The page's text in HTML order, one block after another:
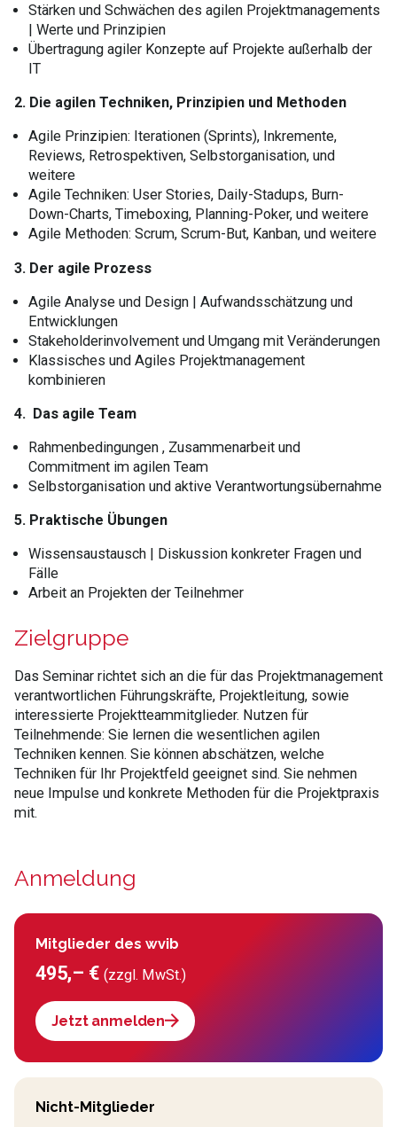
Stärken und Schwächen des agilen Projektmanagements
| Werte und Prinzipien
Übertragung agiler Konzepte auf Projekte außerhalb der
IT
2. Die agilen Techniken, Prinzipien und Methoden
Agile Prinzipien: Iterationen (Sprints), Inkremente,
Reviews, Retrospektiven, Selbstorganisation, und
weitere
Agile Techniken: User Stories, Daily-Stadups, Burn-
Down-Charts, Timeboxing, Planning-Poker, und weitere
Agile Methoden: Scrum, Scrum-But, Kanban, und weitere
3. Der agile Prozess
Agile Analyse und Design | Aufwandsschätzung und
Entwicklungen
Stakeholderinvolvement und Umgang mit Veränderungen
Klassisches und Agiles Projektmanagement
kombinieren
4. Das agile Team
Rahmenbedingungen , Zusammenarbeit und
Commitment im agilen Team
Selbstorganisation und aktive Verantwortungsübernahme
5. Praktische Übungen
Wissensaustausch | Diskussion konkreter Fragen und
Fälle
Arbeit an Projekten der Teilnehmer
Zielgruppe
Das Seminar richtet sich an die für das Projektmanagement
verantwortlichen Führungskräfte, Projektleitung, sowie
interessierte Projektteammitglieder. Nutzen für
Teilnehmende: Sie lernen die wesentlichen agilen
Techniken kennen. Sie können abschätzen, welche
Techniken für Ihr Projektfeld geeignet sind. Sie nehmen
neue Impulse und konkrete Methoden für die Projektpraxis
mit.
Anmeldung
Mitglieder des wvib
495,– €(zzgl. MwSt.)
Jetzt anmelden
Nicht-Mitglieder